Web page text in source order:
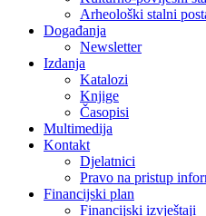
Arheološki stalni
Događanja
Newsletter
Izdanja
Katalozi
Knjige
Časopisi
Multimedija
Kontakt
Djelatnici
Pravo na pristup
Financijski plan
Financijski izvještaji